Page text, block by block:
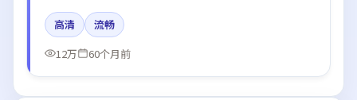
迅、赵丽颖在片中呈现细腻表演，影像风格统一，配乐
与剪辑强化了情绪曲线。
高清
流畅
12万
60个月前